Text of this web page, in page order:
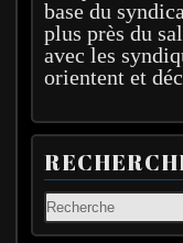
base du
plus près du
avec les
orientent et